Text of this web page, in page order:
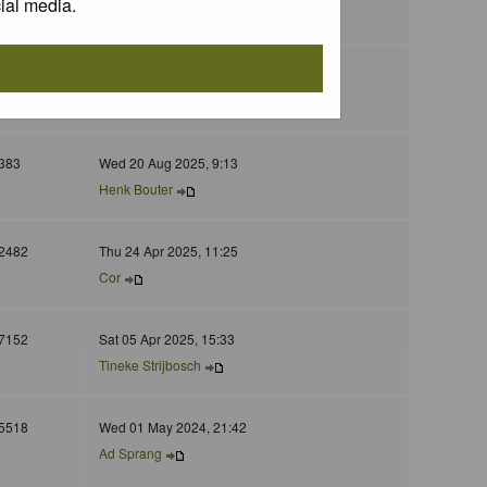
Wed 20 Aug 2025, 9:13
Henk Bouter
Thu 24 Apr 2025, 11:25
Cor
Sat 05 Apr 2025, 15:33
Tineke Strijbosch
Wed 01 May 2024, 21:42
Ad Sprang